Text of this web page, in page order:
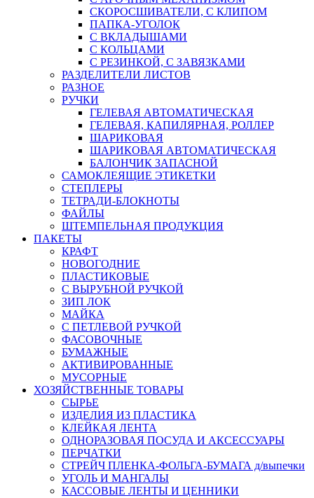
СКОРОСШИВАТЕЛИ, С КЛИПОМ
ПАПКА-УГОЛОК
С ВКЛАДЫШАМИ
С КОЛЬЦАМИ
С РЕЗИНКОЙ, С ЗАВЯЗКАМИ
РАЗДЕЛИТЕЛИ ЛИСТОВ
РАЗНОЕ
РУЧКИ
ГЕЛЕВАЯ АВТОМАТИЧЕСКАЯ
ГЕЛЕВАЯ, КАПИЛЯРНАЯ, РОЛЛЕР
ШАРИКОВАЯ
ШАРИКОВАЯ АВТОМАТИЧЕСКАЯ
БАЛОНЧИК ЗАПАСНОЙ
САМОКЛЕЯЩИЕ ЭТИКЕТКИ
СТЕПЛЕРЫ
ТЕТРАДИ-БЛОКНОТЫ
ФАЙЛЫ
ШТЕМПЕЛЬНАЯ ПРОДУКЦИЯ
ПАКЕТЫ
КРАФТ
НОВОГОДНИЕ
ПЛАСТИКОВЫЕ
С ВЫРУБНОЙ РУЧКОЙ
ЗИП ЛОК
МАЙКА
С ПЕТЛЕВОЙ РУЧКОЙ
ФАСОВОЧНЫЕ
БУМАЖНЫЕ
АКТИВИРОВАННЫЕ
МУСОРНЫЕ
ХОЗЯЙСТВЕННЫЕ ТОВАРЫ
СЫРЬЕ
ИЗДЕЛИЯ ИЗ ПЛАСТИКА
КЛЕЙКАЯ ЛЕНТА
ОДНОРАЗОВАЯ ПОСУДА И АКСЕССУАРЫ
ПЕРЧАТКИ
СТРЕЙЧ ПЛЕНКА-ФОЛЬГА-БУМАГА д/выпечки
УГОЛЬ И МАНГАЛЫ
КАССОВЫЕ ЛЕНТЫ И ЦЕННИКИ